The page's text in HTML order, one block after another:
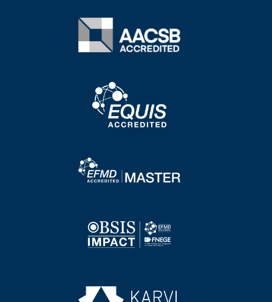
Image
Image
Image
Image
Image